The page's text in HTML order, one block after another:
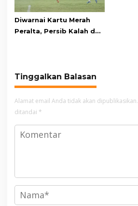
Diwarnai Kartu Merah
Peralta, Persib Kalah dari
Tinggalkan Balasan
Alamat email Anda tidak akan dipublikasikan.
ditandai *